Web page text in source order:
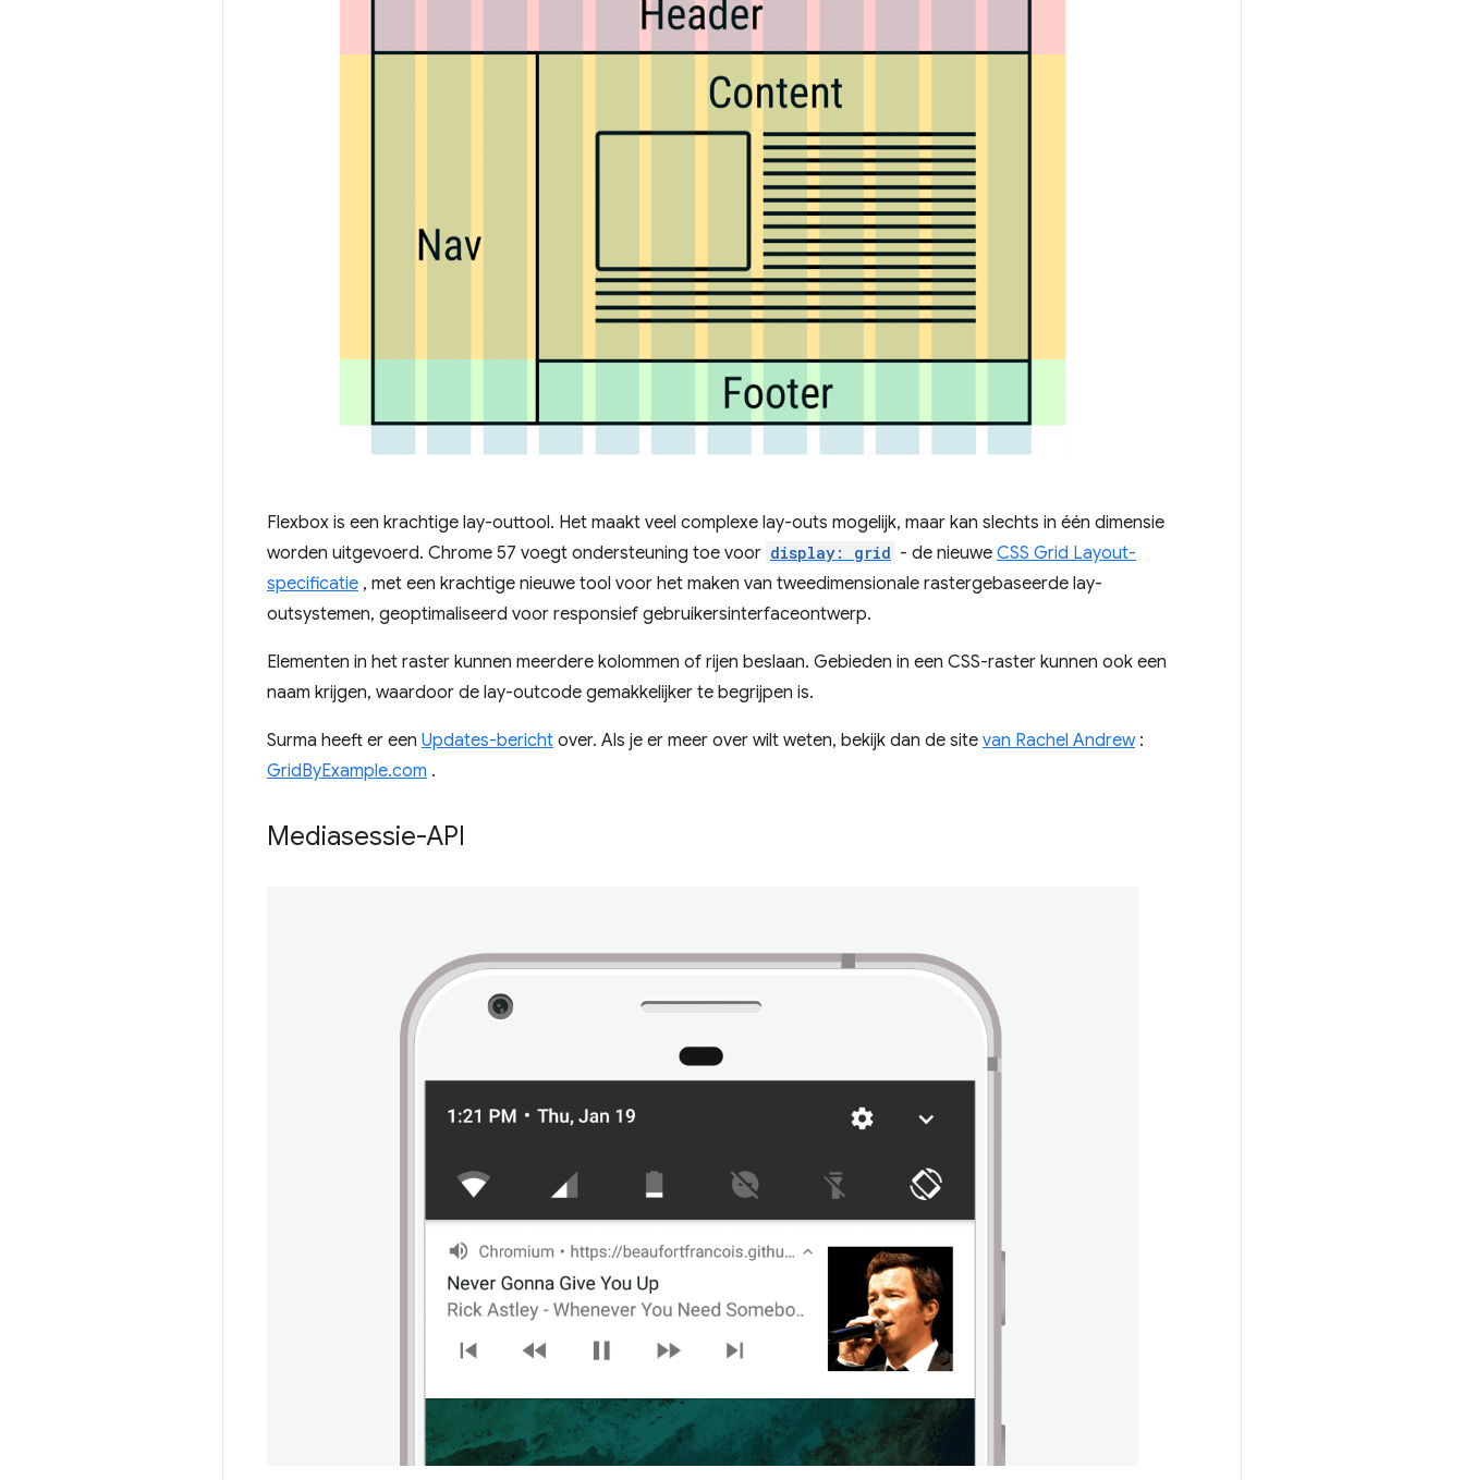
Flexbox is een krachtige lay-outtool. Het maakt veel complexe lay-outs mogelijk, maar kan slechts in één dimensie
worden uitgevoerd. Chrome 57 voegt ondersteuning toe voor display: grid - de nieuwe CSS Grid Layout-
specificatie , met een krachtige nieuwe tool voor het maken van tweedimensionale rastergebaseerde lay-
outsystemen, geoptimaliseerd voor responsief gebruikersinterfaceontwerp.
Elementen in het raster kunnen meerdere kolommen of rijen beslaan. Gebieden in een CSS-raster kunnen ook een
naam krijgen, waardoor de lay-outcode gemakkelijker te begrijpen is.
Surma heeft er een Updates-bericht over. Als je er meer over wilt weten, bekijk dan de site van Rachel Andrew:
GridByExample.com .
Mediasessie-API